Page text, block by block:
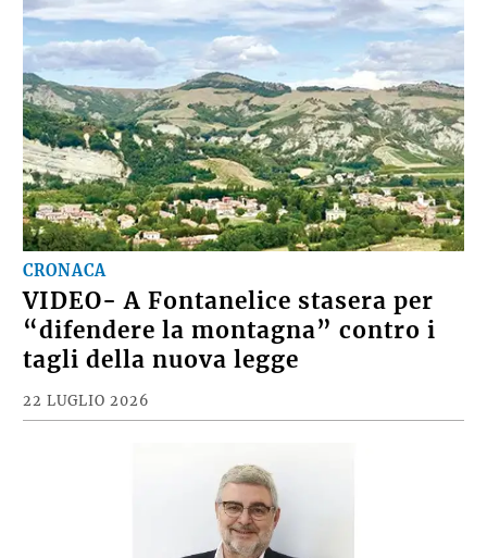
CRONACA
VIDEO- A Fontanelice stasera per
“difendere la montagna” contro i
tagli della nuova legge
22 LUGLIO 2026